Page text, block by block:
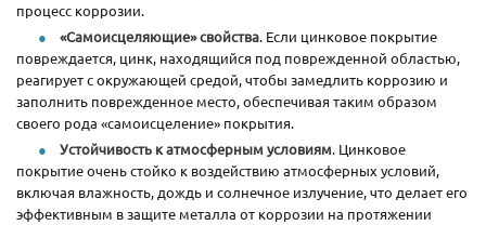
процесс коррозии.
«Самоисцеляющие» свойства. Если цинковое покрытие
повреждается, цинк, находящийся под поврежденной областью,
реагирует с окружающей средой, чтобы замедлить коррозию и
заполнить поврежденное место, обеспечивая таким образом
своего рода «самоисцеление» покрытия.
Устойчивость к атмосферным условиям. Цинковое
покрытие очень стойко к воздействию атмосферных условий,
включая влажность, дождь и солнечное излучение, что делает его
эффективным в защите металла от коррозии на протяжении